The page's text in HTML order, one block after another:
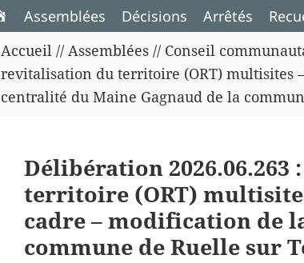
Assemblées Décisions Arrêtés
Accueil //Assemblées // Conseil
revitalisation du territoire (ORT) multisites
centralité du Maine Gagnaud de la
Délibération
territoire (ORT)
cadre – modification de
commune de Ruelle sur